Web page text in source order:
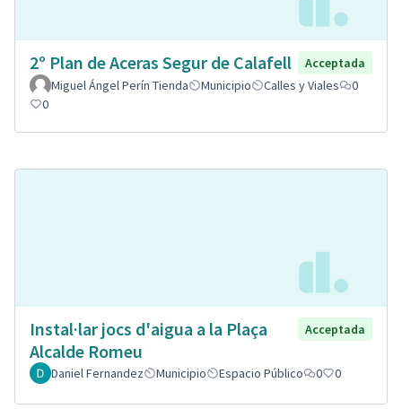
2º Plan de Aceras Segur de Calafell
Acceptada
Miguel Ángel Perín Tienda
Municipio Calles y Viales
0
0
Instal·lar jocs d'aigua a la Plaça
Alcalde Romeu
Acceptada
Daniel Fernandez Municipio Espacio Público 0 0